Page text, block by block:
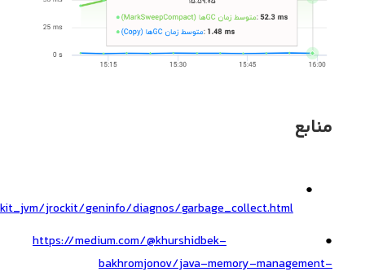
منابع
●
jrockit/geninfo/diagnos/garbage_collect.html
●
https://medium.com/@khurshidbek-
bakhromjonov/java-memory-management-